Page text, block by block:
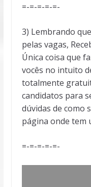
=-=-=-=-=-
3) Lembrando que
pelas vagas,
Única coisa que
vocês no intuito
totalmente
candidatos para
dúvidas de como
página onde tem
=-=-=-=-=-